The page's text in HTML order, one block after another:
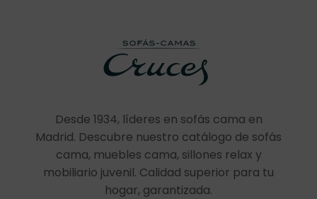
Desde 1934, líderes en sofás cama en
Madrid. Descubre nuestro catálogo de sofás
cama, muebles cama, sillones relax y
mobiliario juvenil. Calidad superior para tu
hogar, garantizada.